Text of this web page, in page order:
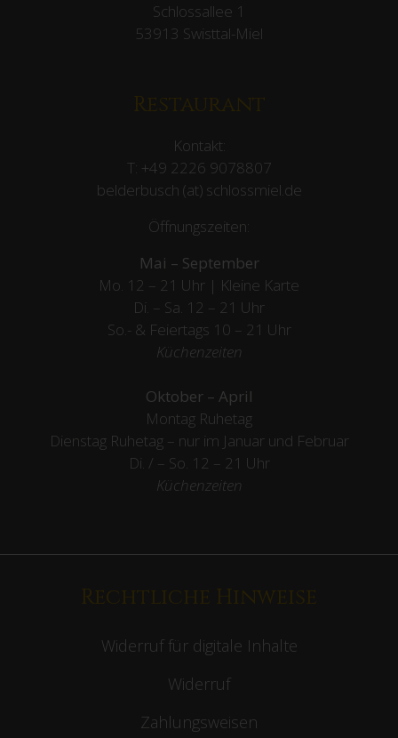
Schlossallee 1
53913 Swisttal-Miel
Restaurant
Kontakt:
T: +49 2226 9078807
belderbusch (at) schlossmiel.de
Öffnungszeiten:
Mai – September
Mo. 12 – 21 Uhr | Kleine Karte
Di. – Sa. 12 – 21 Uhr
So.- & Feiertags 10 – 21 Uhr
Küchenzeiten
Oktober – April
Montag Ruhetag
Dienstag Ruhetag – nur im Januar und Februar
Di. / – So. 12 – 21 Uhr
Küchenzeiten
Rechtliche Hinweise
Widerruf für digitale Inhalte
Widerruf
Zahlungsweisen